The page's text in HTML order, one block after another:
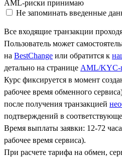
AML-риски принимаю
Не запоминать введенные
Все входящие транзакции
Пользователь может
на BestChange или обратится к
детально на странице AML/KYC-
Курс фиксируется в момент
рабочее время обменного
после получения транзакцией
подтверждений в
Время выплаты заявки: 12-72
рабочее время сервиса).
При расчете тарифа на обмен,